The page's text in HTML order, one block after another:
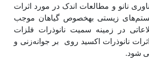
نانو و مطالعات اندک در مورد اثرات
مضر آن روی سیستم‌های زیستی به‫خصوص گیاهان موجب
در زمینه سمیت نانوذرات فلزات
نانوذرات اکسید روی بر جوانه‌زنی و
شود.